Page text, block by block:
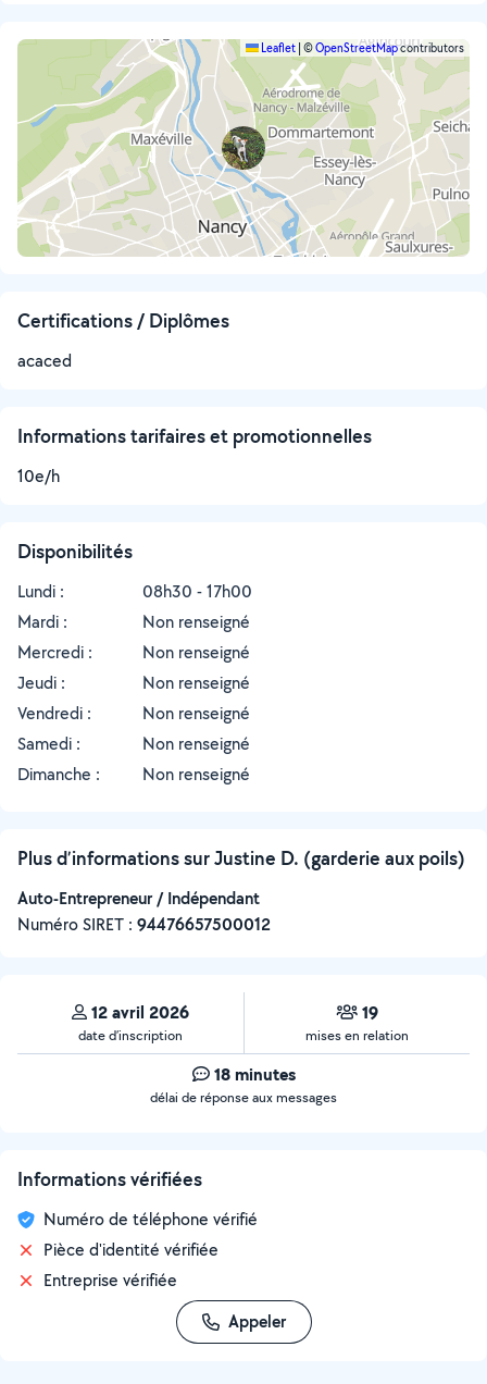
Leaflet ©OpenStreetMapcontributors
Certifications / Diplômes
acaced
Informations tarifaires et promotionnelles
10e/h
Disponibilités
Lundi :
08h30 - 17h00
Mardi :
Non renseigné
Mercredi :
Non renseigné
Jeudi :
Non renseigné
Vendredi :
Non renseigné
Samedi :
Non renseigné
Dimanche :
Non renseigné
Plus d’informations sur Justine D. (garderie aux poils)
Auto-Entrepreneur / Indépendant
Numéro SIRET : ‍94476657500012
12 avril 2026
date d’inscription
19
mises en relation
18 minutes
délai de réponse aux messages
Informations vérifiées
Numéro de téléphone vérifié
Pièce d'identité vérifiée
Entreprise vérifiée
Appeler